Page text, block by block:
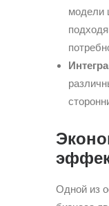
модели
Одной из